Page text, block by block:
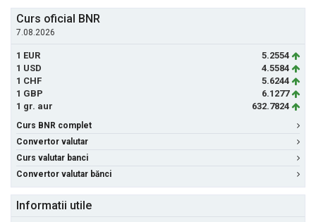
Curs oficial BNR
7.08.2026
1 EUR
5.2554
1 USD
4.5584
1 CHF
5.6244
1 GBP
6.1277
1 gr. aur
632.7824
Curs BNR complet
Convertor valutar
Curs valutar banci
Convertor valutar bănci
Informatii utile